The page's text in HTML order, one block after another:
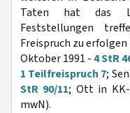
Taten hat das
Feststellungen
Freispruch zu erfolgen
Oktober 1991 -4 StR
1 Teilfreispruch 7;
StR 90/11; Ott in KK-
mwN).